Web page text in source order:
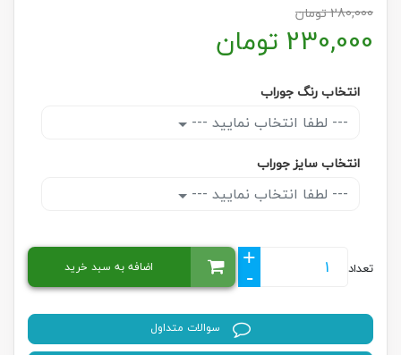
280,000تومان
230,000 تومان
انتخاب رنگ جوراب
--- لطفا انتخاب نمایید ---
انتخاب سایز جوراب
--- لطفا انتخاب نمایید ---
تعداد
+
-
اضافه به سبد خرید
سوالات متداول